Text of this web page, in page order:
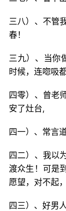
三八）、不管
春！
三九）、当你
时候，连唿吸
四零）、曾老
安了灶台,
四一）、常言
四二）、我以
渡众生！可是
愿望，对不起
四三）、好男